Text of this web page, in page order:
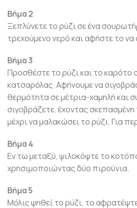
Βήμα 2
Ξεπλύνετε το ρύζι σε ένα
τρεχούμενο νερό και αφήστε το να
Βήμα 3
Προσθέστε το ρύζι και το καρότο
κατσαρόλας. Αφήνουμε να
θερμότητα σε μέτρια-χαμηλή και
σιγοβράζετε, έχοντας
μέχρι να μαλακώσει το ρύζι. Για
Βήμα 4
Εν τω μεταξύ, ψιλοκόψτε το
χρησιμοποιώντας δύο πιρούνια.
Βήμα 5
Μόλις ψηθεί το ρύζι, το